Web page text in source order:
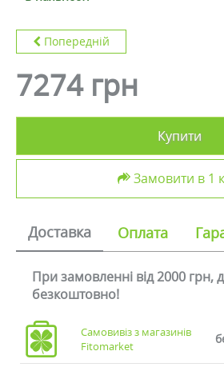
Попередній
7274 грн
Купити
Замовити в 1
Доставка Оплата
При замовленні від 2000 грн,
безкоштовно!
Самовивіз з магазинів
Fitomarket